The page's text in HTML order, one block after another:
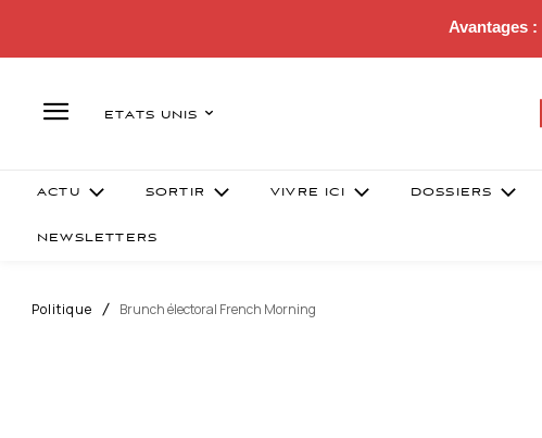
Avantages :
ETATS UNIS
ACTU SORTIR VIVRE ICI DOSSIERS
NEWSLETTERS
Politique Brunch électoral French Morning